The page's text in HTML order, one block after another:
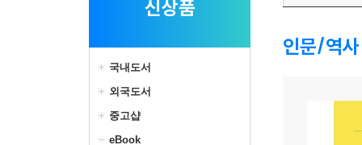
신상품
국내도서
외국도서
중고샵
eBook
인문/역사